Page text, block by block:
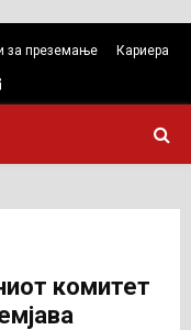
за преземање Кариера
Email
комитет